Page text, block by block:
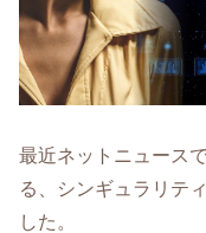
最近ネットニュース
る、シンギュラリテ
した。